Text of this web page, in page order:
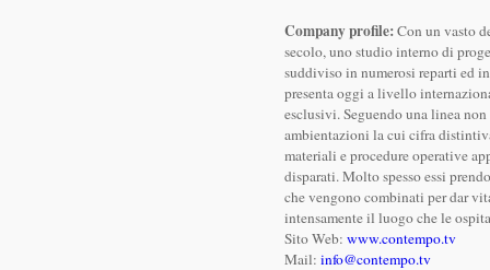
Company profile:Con un vasto
secolo, uno studio interno di
suddiviso in numerosi reparti ed
presenta oggi a livello
esclusivi. Seguendo una linea
ambientazioni la cui cifra
materiali e procedure operative
disparati. Molto spesso essi
che vengono combinati per dar
intensamente il luogo che le
Sito Web: www.contempo.tv
Mail: info@contempo.tv